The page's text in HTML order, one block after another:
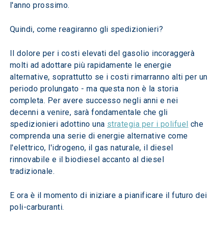
l'anno prossimo.
Quindi, come reagiranno gli spedizionieri?
Il dolore per i costi elevati del gasolio incoraggerà
molti ad adottare più rapidamente le energie
alternative, soprattutto se i costi rimarranno alti per un
periodo prolungato - ma questa non è la storia
completa. Per avere successo negli anni e nei
decenni a venire, sarà fondamentale che gli
spedizionieri adottino una strategia per i polifuel che
comprenda una serie di energie alternative come
l'elettrico, l'idrogeno, il gas naturale, il diesel
rinnovabile e il biodiesel accanto al diesel
tradizionale.
E ora è il momento di iniziare a pianificare il futuro dei
poli-carburanti.